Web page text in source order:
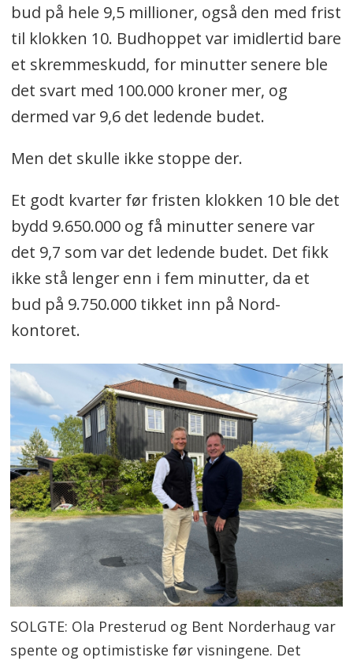
bud på hele 9,5 millioner, også den med frist
til klokken 10. Budhoppet var imidlertid bare
et skremmeskudd, for minutter senere ble
det svart med 100.000 kroner mer, og
dermed var 9,6 det ledende budet.
Men det skulle ikke stoppe der.
Et godt kvarter før fristen klokken 10 ble det
bydd 9.650.000 og få minutter senere var
det 9,7 som var det ledende budet. Det fikk
ikke stå lenger enn i fem minutter, da et
bud på 9.750.000 tikket inn på Nord-
kontoret.
SOLGTE: Ola Presterud og Bent Norderhaug var
spente og optimistiske før visningene. Det